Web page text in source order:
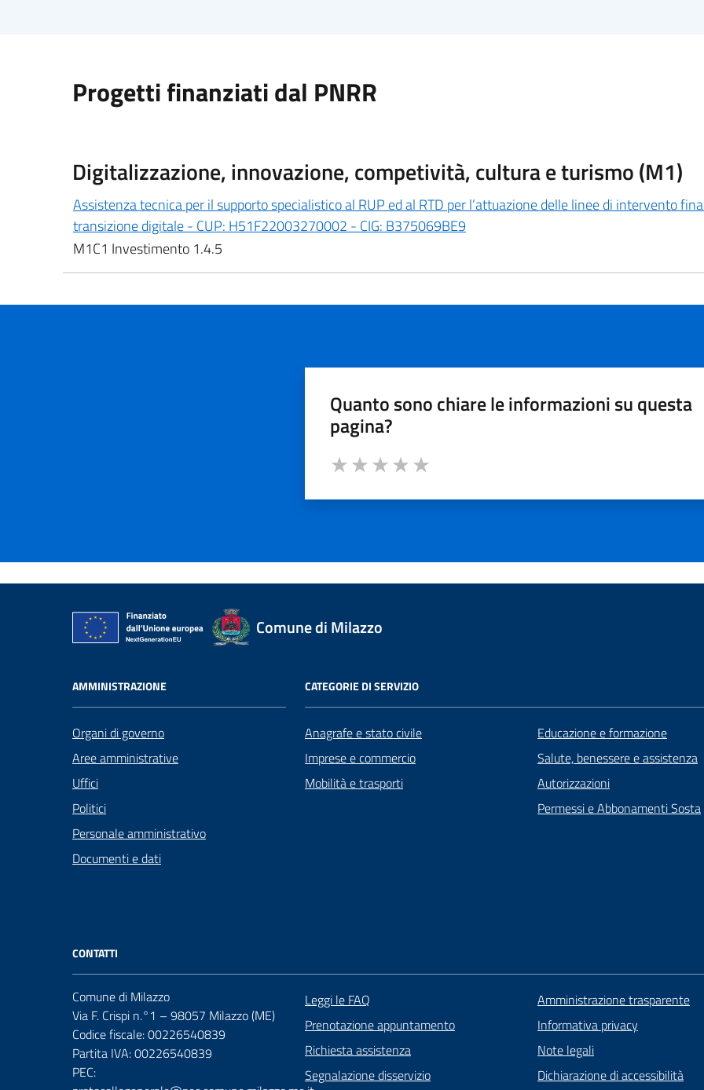
Progetti finanziati dal PNRR
Digitalizzazione, innovazione, competività, cultura e turismo (M1)
Assistenza tecnica per il supporto specialistico al RUP ed al RTD per l’attuazione delle linee di intervento
transizione digitale - CUP: H51F22003270002 - CIG: B375069BE9
M1C1 Investimento 1.4.5
Quanto sono chiare le informazioni su questa
pagina?
Valuta da 1 a 5 stelle la pagina
Comune di Milazzo
AMMINISTRAZIONE
Organi di governo
Aree amministrative
Uffici
Politici
Personale amministrativo
Documenti e dati
CATEGORIE DI SERVIZIO
Anagrafe e stato civile
Imprese e commercio
Mobilità e trasporti
Educazione e formazione
Salute, benessere e assistenza
Autorizzazioni
Permessi e Abbonamenti Sosta
CONTATTI
Comune di Milazzo
Via F. Crispi n.°1 – 98057 Milazzo (ME)
Codice fiscale: 00226540839
Partita IVA: 00226540839
PEC:
Leggi le FAQ
Prenotazione appuntamento
Richiesta assistenza
Segnalazione disservizio
Amministrazione trasparente
Informativa privacy
Note legali
Dichiarazione di accessibilità